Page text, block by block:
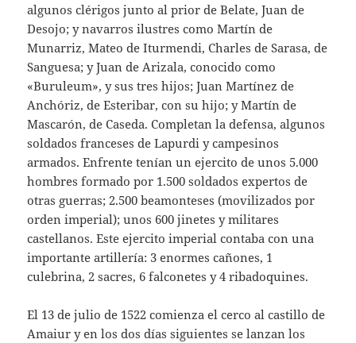
algunos clérigos junto al prior de Belate, Juan de
Desojo; y navarros ilustres como Martín de
Munarriz, Mateo de Iturmendi, Charles de Sarasa, de
Sanguesa; y Juan de Arizala, conocido como
«Buruleum», y sus tres hijos; Juan Martínez de
Anchóriz, de Esteribar, con su hijo; y Martín de
Mascarón, de Caseda. Completan la defensa, algunos
soldados franceses de Lapurdi y campesinos
armados. Enfrente tenían un ejercito de unos 5.000
hombres formado por 1.500 soldados expertos de
otras guerras; 2.500 beamonteses (movilizados por
orden imperial); unos 600 jinetes y militares
castellanos. Este ejercito imperial contaba con una
importante artillería: 3 enormes cañones, 1
culebrina, 2 sacres, 6 falconetes y 4 ribadoquines.
El 13 de julio de 1522 comienza el cerco al castillo de
Amaiur y en los dos días siguientes se lanzan los